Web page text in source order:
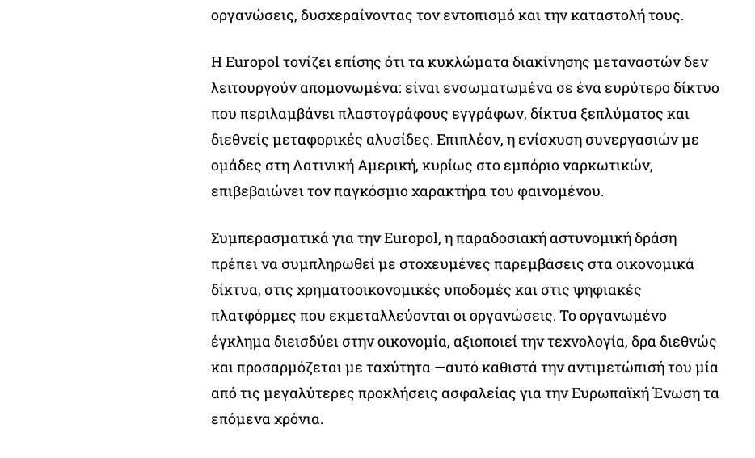
οργανώσεις, δυσχεραίνοντας τον εντοπισμό και την καταστολή τους.
Η Europol τονίζει επίσης ότι τα κυκλώματα διακίνησης μεταναστών δεν
λειτουργούν απομονωμένα: είναι ενσωματωμένα σε ένα ευρύτερο δίκτυο
που περιλαμβάνει πλαστογράφους εγγράφων, δίκτυα ξεπλύματος και
διεθνείς μεταφορικές αλυσίδες. Επιπλέον, η ενίσχυση συνεργασιών με
ομάδες στη Λατινική Αμερική, κυρίως στο εμπόριο ναρκωτικών,
επιβεβαιώνει τον παγκόσμιο χαρακτήρα του φαινομένου.
Συμπερασματικά για την Europol, η παραδοσιακή αστυνομική δράση
πρέπει να συμπληρωθεί με στοχευμένες παρεμβάσεις στα οικονομικά
δίκτυα, στις χρηματοοικονομικές υποδομές και στις ψηφιακές
πλατφόρμες που εκμεταλλεύονται οι οργανώσεις. Το οργανωμένο
έγκλημα διεισδύει στην οικονομία, αξιοποιεί την τεχνολογία, δρα διεθνώς
και προσαρμόζεται με ταχύτητα —αυτό καθιστά την αντιμετώπισή του μία
από τις μεγαλύτερες προκλήσεις ασφαλείας για την Ευρωπαϊκή Ένωση τα
επόμενα χρόνια.